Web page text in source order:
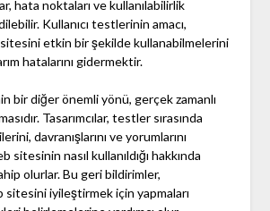
hata noktaları ve kullanılabilirlik
Kullanıcı testlerinin amacı,
sitesini etkin bir şekilde kullanabilmelerini
hatalarını gidermektir.
bir diğer önemli yönü, gerçek zamanlı
Tasarımcılar, testler sırasında
davranışlarını ve yorumlarını
sitesinin nasıl kullanıldığı hakkında
olurlar. Bu geri bildirimler,
sitesini iyileştirmek için yapmaları